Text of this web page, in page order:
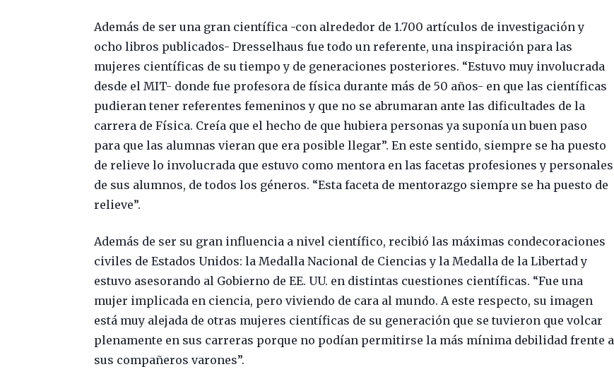
Además de ser una gran científica -con alrededor de 1.700 artículos de investigación y
ocho libros publicados- Dresselhaus fue todo un referente, una inspiración para las
mujeres científicas de su tiempo y de generaciones posteriores. “Estuvo muy involucrada
desde el MIT- donde fue profesora de física durante más de 50 años- en que las científicas
pudieran tener referentes femeninos y que no se abrumaran ante las dificultades de la
carrera de Física. Creía que el hecho de que hubiera personas ya suponía un buen paso
para que las alumnas vieran que era posible llegar”. En este sentido, siempre se ha puesto
de relieve lo involucrada que estuvo como mentora en las facetas profesiones y personales
de sus alumnos, de todos los géneros. “Esta faceta de mentorazgo siempre se ha puesto de
relieve”.
Además de ser su gran influencia a nivel científico, recibió las máximas condecoraciones
civiles de Estados Unidos: la Medalla Nacional de Ciencias y la Medalla de la Libertad y
estuvo asesorando al Gobierno de EE. UU. en distintas cuestiones científicas. “Fue una
mujer implicada en ciencia, pero viviendo de cara al mundo. A este respecto, su imagen
está muy alejada de otras mujeres científicas de su generación que se tuvieron que volcar
plenamente en sus carreras porque no podían permitirse la más mínima debilidad frente a
sus compañeros varones”.